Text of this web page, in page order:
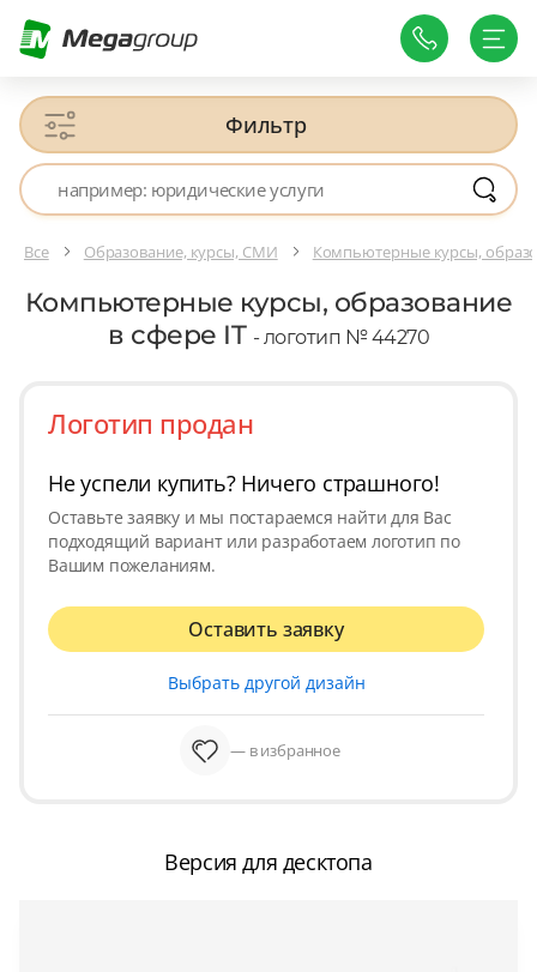
Фильтр
Все Образование, курсы, СМИ Компьютерные курсы,
Компьютерные курсы, образование
в сфере IT - логотип № 44270
Логотип продан
Не успели купить? Ничего страшного!
Оставьте заявку и мы постараемся найти для Вас
подходящий вариант или разработаем логотип по
Вашим пожеланиям.
Оставить заявку
Выбрать другой дизайн
— в избранное
Версия для десктопа